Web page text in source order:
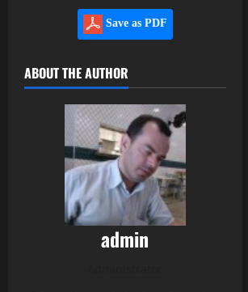
Save as PDF
ABOUT THE AUTHOR
admin